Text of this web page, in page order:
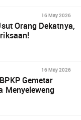
16 May 2026
Orang Dekatnya,
16 May 2026
Gemetar
Menyeleweng